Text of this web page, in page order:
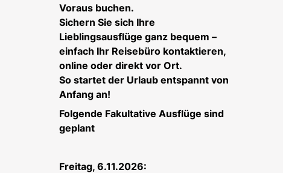
Voraus buchen.
Sichern Sie sich Ihre
Lieblingsausflüge ganz bequem –
einfach Ihr Reisebüro kontaktieren,
online oder direkt vor Ort.
So startet der Urlaub entspannt von
Anfang an!
Folgende Fakultative Ausflüge sind
geplant
Freitag, 6.11.2026: